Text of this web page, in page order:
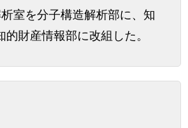
室を分子構造解析部に、知
財産情報部に改組した。